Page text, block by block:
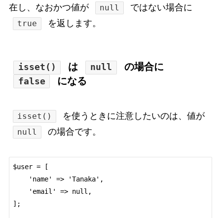
在し、なおかつ値が null ではない場合に
true を返します。
isset() は null の場合に
false になる
isset() を使うときに注意したいのは、値が
null の場合です。
$user = [
];